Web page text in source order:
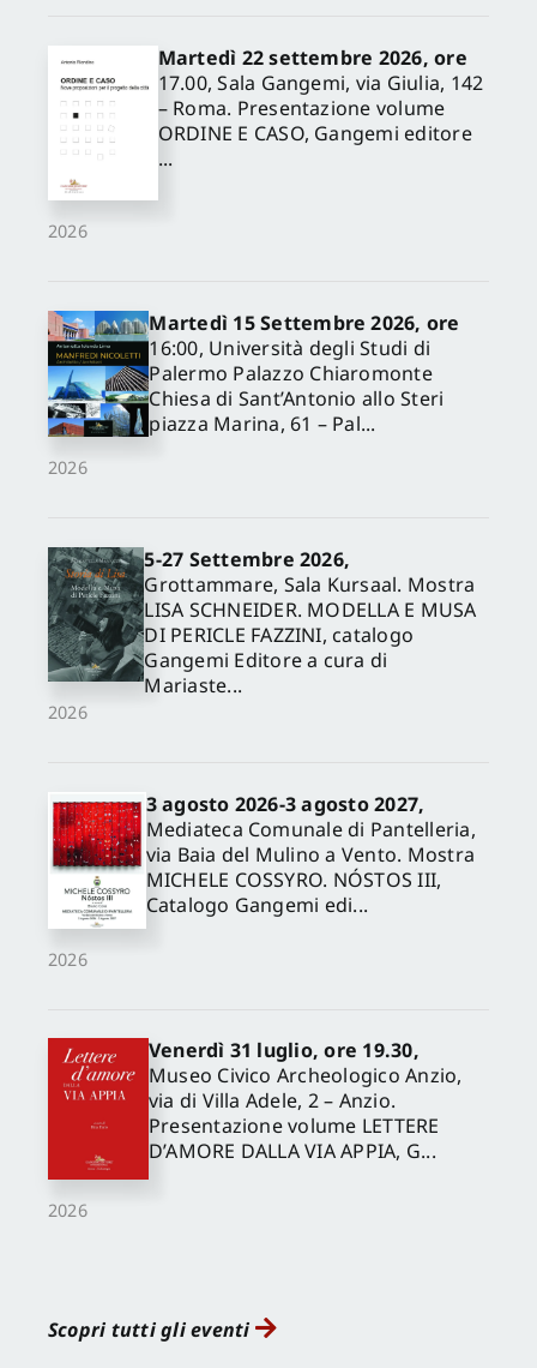
2026
Martedì 22 settembre 2026, ore
17.00, Sala Gangemi, via Giulia, 142
– Roma. Presentazione volume
ORDINE E CASO, Gangemi editore
...
2026
Martedì 15 Settembre 2026, ore
16:00, Università degli Studi di
Palermo Palazzo Chiaromonte
Chiesa di Sant’Antonio allo Steri
piazza Marina, 61 – Pal...
2026
5-27 Settembre 2026,
Grottammare, Sala Kursaal. Mostra
LISA SCHNEIDER. MODELLA E MUSA
DI PERICLE FAZZINI, catalogo
Gangemi Editore a cura di
Mariaste...
2026
3 agosto 2026-3 agosto 2027,
Mediateca Comunale di Pantelleria,
via Baia del Mulino a Vento. Mostra
MICHELE COSSYRO. NÓSTOS III,
Catalogo Gangemi edi...
2026
Venerdì 31 luglio, ore 19.30,
Museo Civico Archeologico Anzio,
via di Villa Adele, 2 – Anzio.
Presentazione volume LETTERE
D’AMORE DALLA VIA APPIA, G...
Scopri tutti gli eventi